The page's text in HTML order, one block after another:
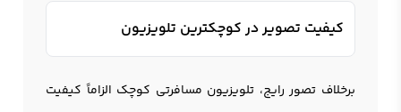
کیفیت تصویر در کوچکترین تلویزیون
برخلاف تصور رایج، تلویزیون مسافرتی کوچک الزاماً کیفیت